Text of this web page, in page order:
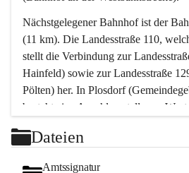
Nächstgelegener Bahnhof ist der
(11 km). Die Landesstraße 110,
stellt die Verbindung zur
Hainfeld) sowie zur Landesstraße
Pölten) her. In Plosdorf
besteht eine Anschlussstelle zur
Wien erreicht man in ca. 45 Minuten.
Stössing zählt noch zum
Dateien
Amtssignatur